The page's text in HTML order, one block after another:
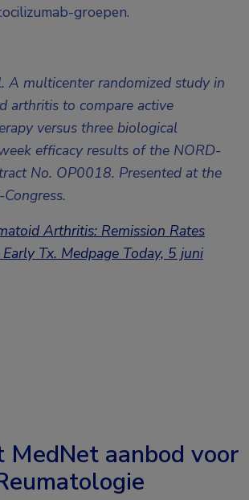
groepen.
A multicenter randomized study in
arthritis to compare active
versus three biological
efficacy results of the NORD-
No. OP0018. Presented at the
Arthritis: Remission Rates
Tx. Medpage Today, 5 juni
MedNet aanbod voor